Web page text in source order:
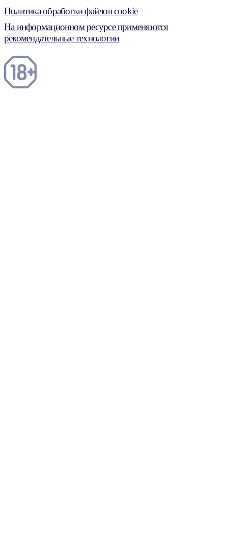
Политика обработки файлов cookie
На информационном ресурсе применяются
рекомендательные технологии